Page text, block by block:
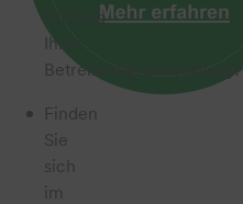
Umfang
Ihrer
Betreiberverantwortung?
Finden
Sie
sich
im